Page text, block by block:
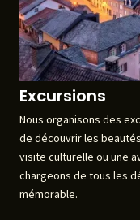
Excursions
Nous organisons des
de découvrir les
visite culturelle ou une
chargeons de tous les
mémorable.